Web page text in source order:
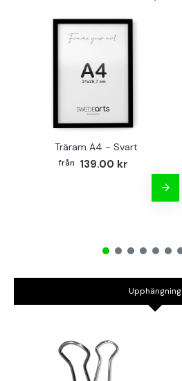
Träram A4 - Svart
139.00 kr
Upphängning